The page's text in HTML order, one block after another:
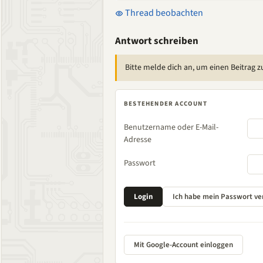
Thread beobachten
Antwort schreiben
Bitte melde dich an, um einen Beitrag
BESTEHENDER ACCOUNT
Benutzername oder E-Mail-
Adresse
Passwort
Mit Google-Account einloggen